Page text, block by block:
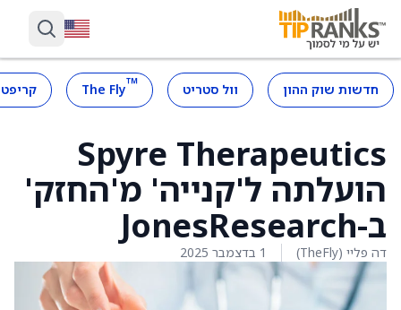
חדשות שוק ההון וול סטריט ™
The Fly
Spyre Therapeutics
הועלתה ל'קנייה' מ'החזק'
ב-JonesResearch
דה פליי (TheFly) 1 בדצמבר 2025